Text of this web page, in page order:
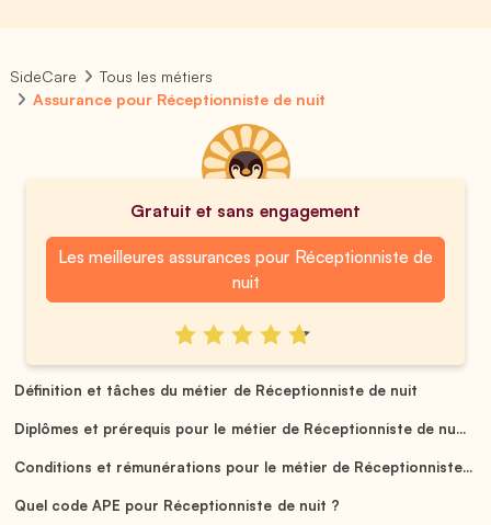
SideCare
Tous les métiers
Assurance pour Réceptionniste de nuit
Gratuit et sans engagement
Les meilleures assurances pour Réceptionniste de
nuit
Définition et tâches du métier de Réceptionniste de nuit
Diplômes et prérequis pour le métier de Réceptionniste de nu...
Conditions et rémunérations pour le métier de Réceptionniste...
Quel code APE pour Réceptionniste de nuit ?